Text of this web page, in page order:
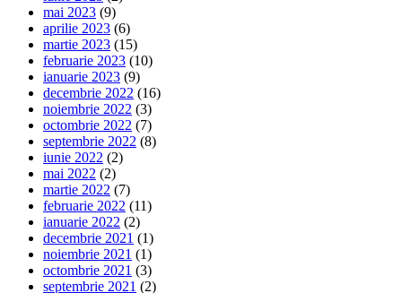
mai 2023 (9)
aprilie 2023 (6)
martie 2023 (15)
februarie 2023 (10)
ianuarie 2023 (9)
decembrie 2022 (16)
noiembrie 2022 (3)
octombrie 2022 (7)
septembrie 2022 (8)
iunie 2022 (2)
mai 2022 (2)
martie 2022 (7)
februarie 2022 (11)
ianuarie 2022 (2)
decembrie 2021 (1)
noiembrie 2021 (1)
octombrie 2021 (3)
septembrie 2021 (2)